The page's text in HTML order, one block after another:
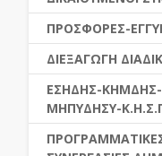
ΓΕΝΙΚΕΣ ΑΡΧΕΣ
ΑΞΙΑ ΣΥΜΒΑΣΗΣ
ΕΙΔΗ
ΔΙΑΦΟΡΑ
ΠΡΟΕΤΟΙΜΑΣΙΑ
ΕΓΓΡΑΦΑ ΤΗΣ
ΔΗΜΟΣΙΕΥΣΕΙΣ
ΕΝΑΡΞΗ-
ΔΙΚΑΙΟΥΜΕΝΟΙ
ΚΡΙΤΗΡΙΑ
ΛΟΓΟΙ
ΑΠΟΚΛΕΙΣΜΟΥ &
ΕΠΙΛΟΓΗΣ
ΕΕΕΣ
ΠΡΟΣΦΟΡΕΣ-
ΕΓΓΥΗΣΕΙΣ
ΠΡΟΣΦΟΡΕΣ
ΔΙΕΞΑΓΩΓΗ
ΑΞΙΟΛΟΓΗΣΗ
ΑΠΟΤΕΛΕΣΜΑ
ΠΡΟΣΦΥΓΕΣ-
ΕΣΗΔΗΣ-
ΜΗΠΥΔΗΣΥ-
ΕΑΑΔΗΣΥ